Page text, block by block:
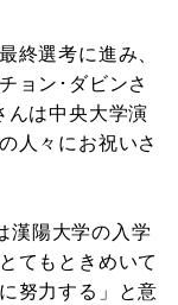
終選考に進み、
ョン･ダビンさ
んは中央大学演
人々にお祝いさ
漢陽大学の入学
てもときめいて
努力する」と意